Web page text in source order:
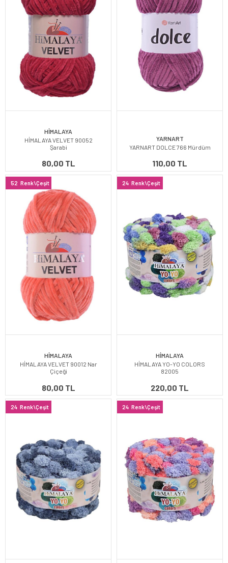
HİMALAYA
HİMALAYA VELVET 90052
Şarabi
80,00 TL
YARNART
YARNART DOLCE 766 Mürdüm
110,00 TL
52 Renk\Çeşit
HİMALAYA
HİMALAYA VELVET 90012 Nar
Çiçeği
80,00 TL
24 Renk\Çeşit
HİMALAYA
HİMALAYA YO-YO COLORS
82005
220,00 TL
24 Renk\Çeşit 24 Renk\Çeşit